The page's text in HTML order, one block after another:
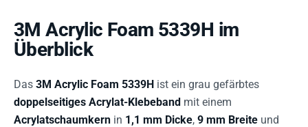
3M Acrylic Foam 5339H im
Überblick
Das 3M Acrylic Foam 5339H ist ein grau gefärbtes
doppelseitiges Acrylat-Klebeband mit einem
Acrylatschaumkern in 1,1 mm Dicke, 9 mm Breite und